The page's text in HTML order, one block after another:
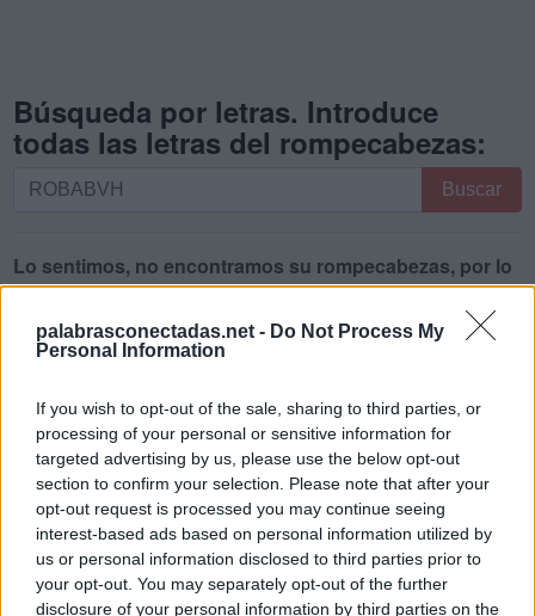
palabrasconectadas.net - Do Not Process My
Personal Information
If you wish to opt-out of the sale, sharing to third parties, or
processing of your personal or sensitive information for
targeted advertising by us, please use the below opt-out
section to confirm your selection. Please note that after your
opt-out request is processed you may continue seeing
interest-based ads based on personal information utilized by
us or personal information disclosed to third parties prior to
your opt-out. You may separately opt-out of the further
disclosure of your personal information by third parties on the
Búsqueda por letras. Introduce
todas las letras del rompecabezas:
Búsqueda
Introduce
todas
letras
rompecabezas:
Buscar
Lo sentimos, no encontramos su rompecabezas, por lo
que generó una lista de palabras que podrían ser útiles
para usted.
2. B A R B
O
3.
B R A V
O
4.
A B R
O
5. B O B
A
6. H O R
A
7. O B R
A